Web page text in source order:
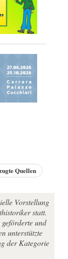
Quellen
Vorstellung
statt.
und
unterstützte
der Kategorie